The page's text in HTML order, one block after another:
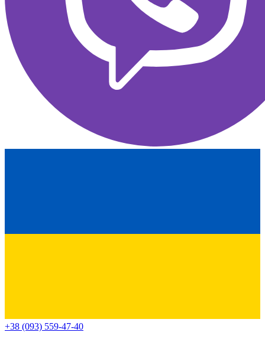
+38 (093) 559-47-40